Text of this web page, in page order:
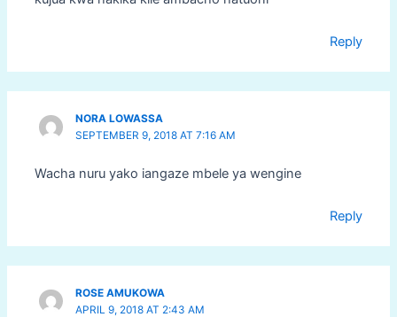
Reply
NORA LOWASSA
SEPTEMBER 9, 2018 AT 7:16 AM
Wacha nuru yako iangaze mbele ya wengine
Reply
ROSE AMUKOWA
APRIL 9, 2018 AT 2:43 AM